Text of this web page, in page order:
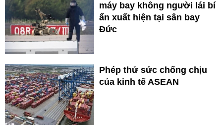
máy bay không người lái bí
ẩn xuất hiện tại sân bay
Đức
Phép thử sức chống chịu
của kinh tế ASEAN